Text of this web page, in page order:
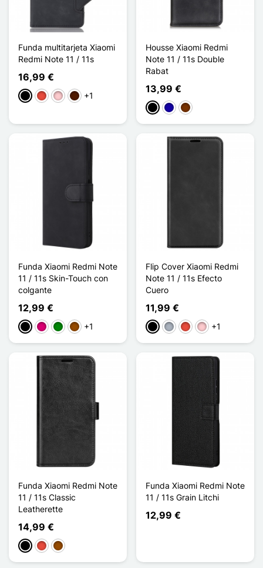
Funda multitarjeta Xiaomi
Redmi Note 11 / 11s
16,99 €
NegroRojoRosaMarrón oscuro
+1
Housse Xiaomi Redmi
Note 11 / 11s Double
Rabat
13,99 €
NegroAzul oscuro
Café
Funda Xiaomi Redmi Note
11 / 11s Skin-Touch con
colgante
12,99 €
NegroMagenta
VerdeMarrón
+1
Flip Cover Xiaomi Redmi
Note 11 / 11s Efecto
Cuero
11,99 €
NegroGris RojoRosa+1
Funda Xiaomi Redmi Note
11 / 11s Classic
Leatherette
14,99 €
NegroRojoMarrón
Funda Xiaomi Redmi Note
11 / 11s Grain Litchi
12,99 €